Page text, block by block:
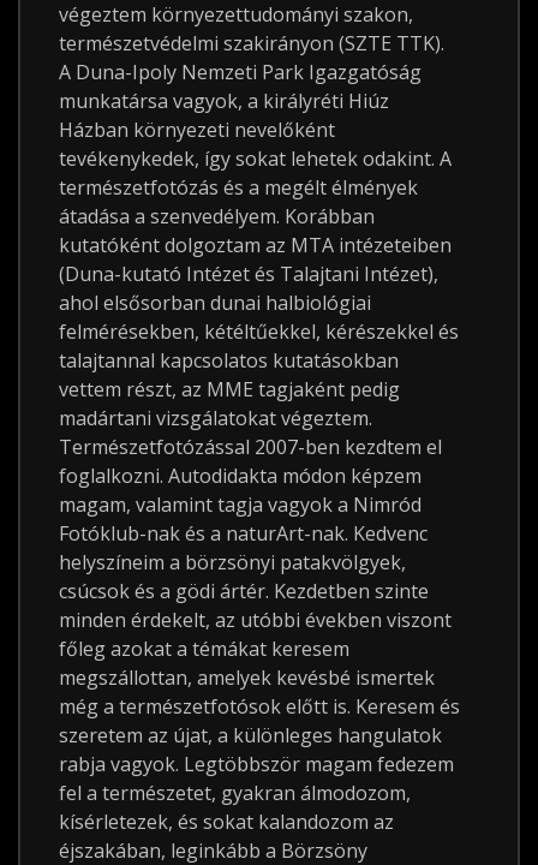
végeztem környezettudományi szakon,
természetvédelmi szakirányon (SZTE TTK).
A Duna-Ipoly Nemzeti Park Igazgatóság
munkatársa vagyok, a királyréti Hiúz
Házban környezeti nevelőként
tevékenykedek, így sokat lehetek odakint. A
természetfotózás és a megélt élmények
átadása a szenvedélyem. Korábban
kutatóként dolgoztam az MTA intézeteiben
(Duna-kutató Intézet és Talajtani Intézet),
ahol elsősorban dunai halbiológiai
felmérésekben, kétéltűekkel, kérészekkel és
talajtannal kapcsolatos kutatásokban
vettem részt, az MME tagjaként pedig
madártani vizsgálatokat végeztem.
Természetfotózással 2007-ben kezdtem el
foglalkozni. Autodidakta módon képzem
magam, valamint tagja vagyok a Nimród
Fotóklub-nak és a naturArt-nak. Kedvenc
helyszíneim a börzsönyi patakvölgyek,
csúcsok és a gödi ártér. Kezdetben szinte
minden érdekelt, az utóbbi években viszont
főleg azokat a témákat keresem
megszállottan, amelyek kevésbé ismertek
még a természetfotósok előtt is. Keresem és
szeretem az újat, a különleges hangulatok
rabja vagyok. Legtöbbször magam fedezem
fel a természetet, gyakran álmodozom,
kísérletezek, és sokat kalandozom az
éjszakában, leginkább a Börzsöny